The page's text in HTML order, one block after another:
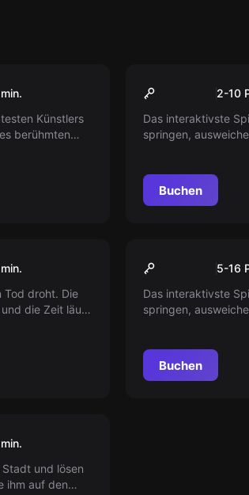
Die
min.
Künstlers
berühmten
Populär
Pixel 2-10
Das interaktivste
springen,
Buchen
min.
Tod droht. Die
die Zeit läuft
Populär
Pixel 5-16
Das interaktivste
springen,
Buchen
min.
und lösen
ihm auf den